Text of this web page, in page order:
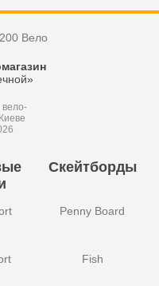
Скейтборды
Penny Board
Fish